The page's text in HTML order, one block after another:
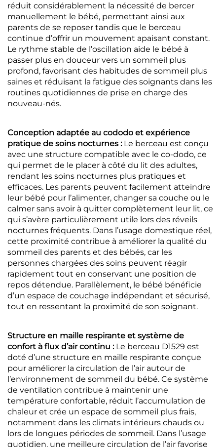
réduit considérablement la nécessité de bercer
manuellement le bébé, permettant ainsi aux
parents de se reposer tandis que le berceau
continue d’offrir un mouvement apaisant constant.
Le rythme stable de l’oscillation aide le bébé à
passer plus en douceur vers un sommeil plus
profond, favorisant des habitudes de sommeil plus
saines et réduisant la fatigue des soignants dans les
routines quotidiennes de prise en charge des
nouveau-nés.
Conception adaptée au cododo et expérience
pratique de soins nocturnes : Le berceau est conçu
avec une structure compatible avec le co-dodo, ce
qui permet de le placer à côté du lit des adultes,
rendant les soins nocturnes plus pratiques et
efficaces. Les parents peuvent facilement atteindre
leur bébé pour l’alimenter, changer sa couche ou le
calmer sans avoir à quitter complètement leur lit, ce
qui s’avère particulièrement utile lors des réveils
nocturnes fréquents. Dans l’usage domestique réel,
cette proximité contribue à améliorer la qualité du
sommeil des parents et des bébés, car les
personnes chargées des soins peuvent réagir
rapidement tout en conservant une position de
repos détendue. Parallèlement, le bébé bénéficie
d’un espace de couchage indépendant et sécurisé,
tout en ressentant la proximité de son soignant.
Structure en maille respirante et système de
confort à flux d’air continu : Le berceau D1529 est
doté d’une structure en maille respirante conçue
pour améliorer la circulation de l’air autour de
l’environnement de sommeil du bébé. Ce système
de ventilation contribue à maintenir une
température confortable, réduit l’accumulation de
chaleur et crée un espace de sommeil plus frais,
notamment dans les climats intérieurs chauds ou
lors de longues périodes de sommeil. Dans l’usage
quotidien, une meilleure circulation de l’air favorise